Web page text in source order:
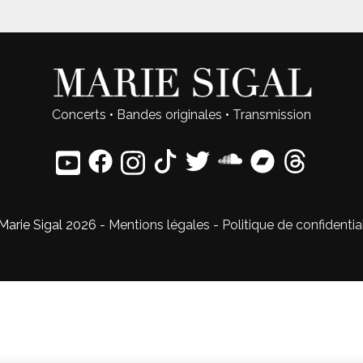
Concerts • Bandes originales • Transmission
Sigal 2026 - Mentions légales - Politique de